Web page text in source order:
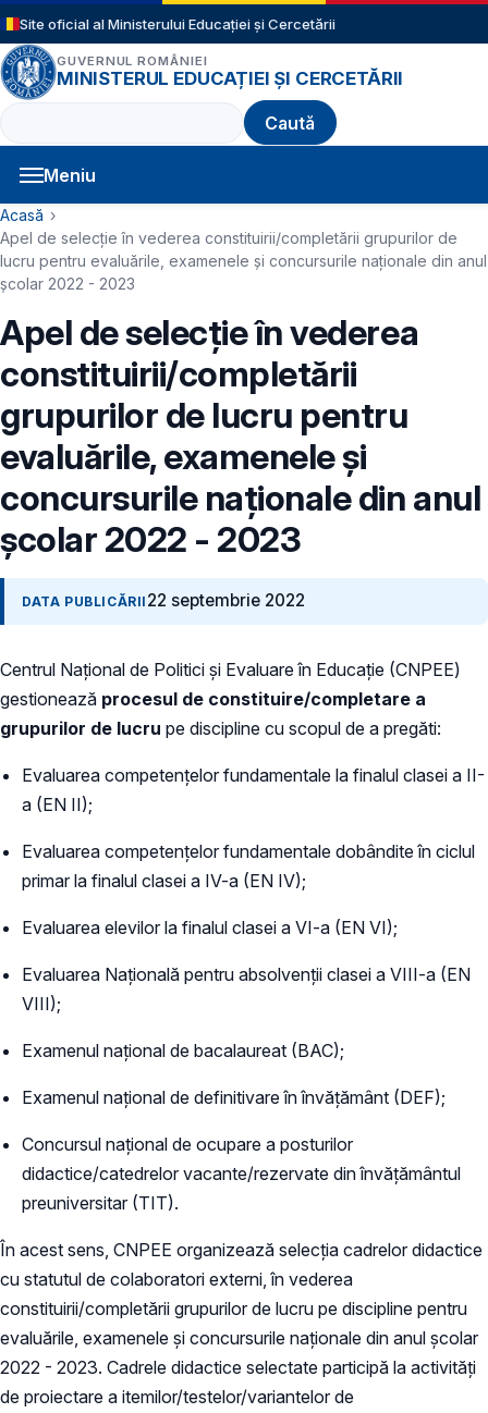
Sari la conținutul principal
Site oficial al Ministerului Educației și Cercetării
GUVERNUL ROMÂNIEI
MINISTERUL EDUCAȚIEI ȘI CERCETĂRII
Caută
Meniu
Navigație principală
Cale de navigare
Acasă
Apel de selecție în vederea constituirii/completării grupurilor de
lucru pentru evaluările, examenele şi concursurile naţionale din anul
şcolar 2022 - 2023
Apel de selecție în vederea
constituirii/completării
grupurilor de lucru pentru
evaluările, examenele şi
concursurile naţionale din anul
şcolar 2022 - 2023
DATA PUBLICĂRII 22 septembrie 2022
Centrul Naţional de Politici și Evaluare în Educație (CNPEE)
gestionează procesul de constituire/completare a
grupurilor de lucru pe discipline cu scopul de a pregăti:
Evaluarea competenţelor fundamentale la finalul clasei a II-
a (EN II);
Evaluarea competenţelor fundamentale dobândite în ciclul
primar la finalul clasei a IV-a (EN IV);
Evaluarea elevilor la finalul clasei a VI-a (EN VI);
Evaluarea Naţională pentru absolvenţii clasei a VIII-a (EN
VIII);
Examenul naţional de bacalaureat (BAC);
Examenul naţional de definitivare în învăţământ (DEF);
Concursul naţional de ocupare a posturilor
didactice/catedrelor vacante/rezervate din învăţământul
preuniversitar (TIT).
În acest sens, CNPEE organizează selecţia cadrelor didactice
cu statutul de colaboratori externi, în vederea
constituirii/completării grupurilor de lucru pe discipline pentru
evaluările, examenele şi concursurile naţionale din anul şcolar
2022 - 2023. Cadrele didactice selectate participă la activități
de proiectare a itemilor/testelor/variantelor de